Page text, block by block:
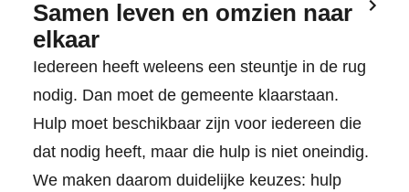
Samen leven en omzien naar
elkaar
Iedereen heeft weleens een steuntje in de rug
nodig. Dan moet de gemeente klaarstaan.
Hulp moet beschikbaar zijn voor iedereen die
dat nodig heeft, maar die hulp is niet oneindig.
We maken daarom duidelijke keuzes: hulp